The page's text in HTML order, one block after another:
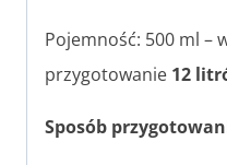
Pojemność: 500 ml –
przygotowanie 12
Sposób